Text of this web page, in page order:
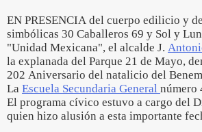
EN PRESENCIA del cuerpo edilicio y
simbólicas 30 Caballeros 69 y Sol y
"Unidad Mexicana", el alcalde J.
la explanada del Parque 21 de Mayo,
202 Aniversario del natalicio del
La Escuela Secundaria General número
El programa cívico estuvo a cargo del
quien hizo alusión a esta importante